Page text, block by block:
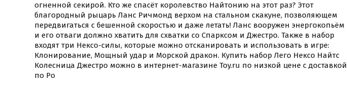
огненной секирой. Кто же спасёт королевство Найтонию на этот раз? Этот
благородный рыцарь Ланс Ричмонд верхом на стальном скакуне, позволяющем
передвигаться с бешенной скоростью и даже летать! Ланс вооружен энергокопьём
и его отваги должно хватить для схватки со Спарксом и Джестро. Также в набор
входят три Нексо-силы, которые можно отсканировать и использовать в игре:
Клонирование, Мощный удар и Морской дракон. Купить набор Лего Нексо Найтс
Колесница Джестро можно в интернет-магазине Toy.ru по низкой цене с доставкой
по Ро